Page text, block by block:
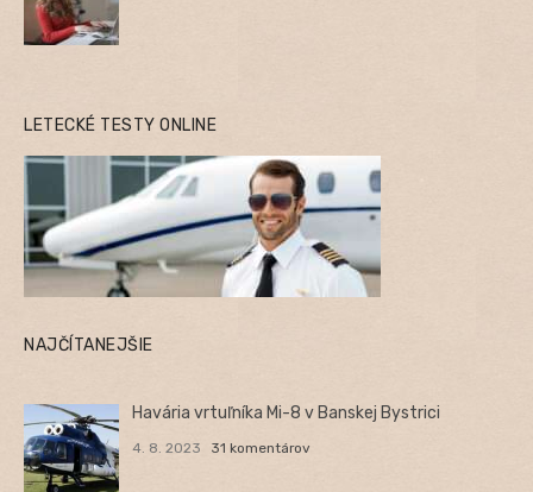
LETECKÉ TESTY ONLINE
NAJČÍTANEJŠIE
Havária vrtuľníka Mi-8 v Banskej Bystrici
4. 8. 2023 31 komentárov